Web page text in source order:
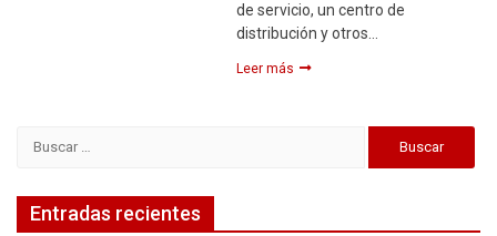
de servicio, un centro de
distribución y otros…
Leer más
Entradas recientes